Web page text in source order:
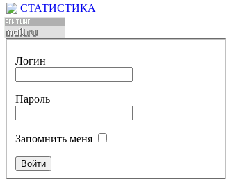
СТАТИСТИКА
Логин
Пароль
Запомнить меня